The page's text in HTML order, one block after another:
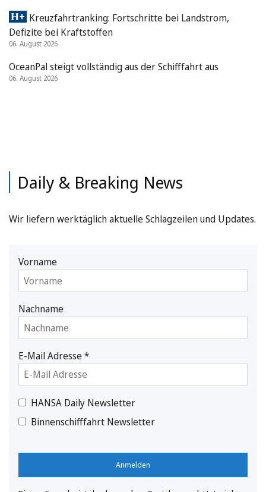
Kreuzfahrtranking: Fortschritte bei Landstrom,
Defizite bei Kraftstoffen
06. August 2026
OceanPal steigt vollständig aus der Schifffahrt aus
06. August 2026
Daily & Breaking News
Wir liefern werktäglich aktuelle Schlagzeilen und Updates.
Vorname
Nachname
E-Mail Adresse*
HANSA Daily Newsletter
Binnenschifffahrt Newsletter
Anmelden